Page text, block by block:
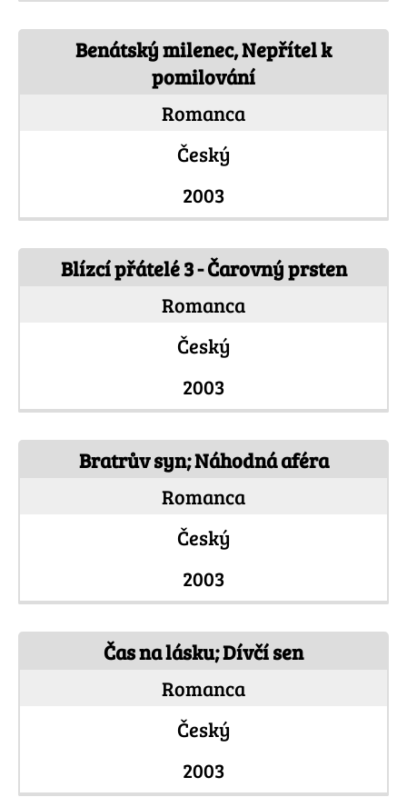
Benátský milenec, Nepřítel k
pomilování
Romanca
Český
2003
Blízcí přátelé 3 - Čarovný prsten
Romanca
Český
2003
Bratrův syn; Náhodná aféra
Romanca
Český
2003
Čas na lásku; Dívčí sen
Romanca
Český
2003